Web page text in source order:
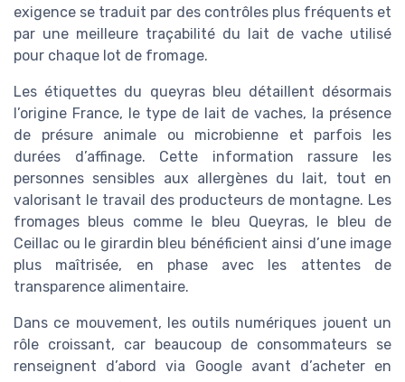
exigence se traduit par des contrôles plus fréquents et
par une meilleure traçabilité du lait de vache utilisé
pour chaque lot de fromage.
Les étiquettes du queyras bleu détaillent désormais
l’origine France, le type de lait de vaches, la présence
de présure animale ou microbienne et parfois les
durées d’affinage. Cette information rassure les
personnes sensibles aux allergènes du lait, tout en
valorisant le travail des producteurs de montagne. Les
fromages bleus comme le bleu Queyras, le bleu de
Ceillac ou le girardin bleu bénéficient ainsi d’une image
plus maîtrisée, en phase avec les attentes de
transparence alimentaire.
Dans ce mouvement, les outils numériques jouent un
rôle croissant, car beaucoup de consommateurs se
renseignent d’abord via Google avant d’acheter en